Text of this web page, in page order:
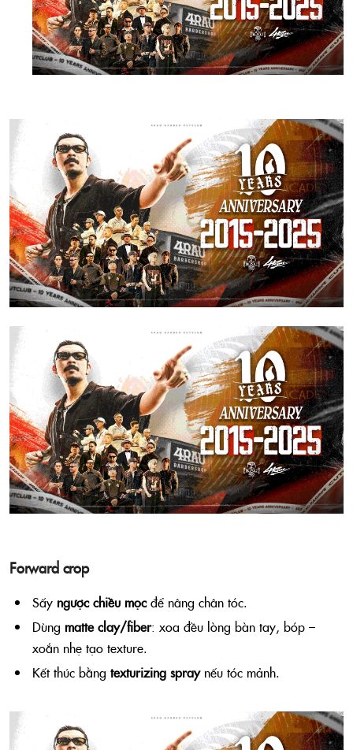
Forward crop
Sấy ngược chiều mọcđể nâng chân tóc.
Dùng matte clay/fiber: xoa đều lòng bàn tay, bóp –
xoắn nhẹ tạo texture.
Kết thúc bằng texturizing spraynếu tóc mảnh.